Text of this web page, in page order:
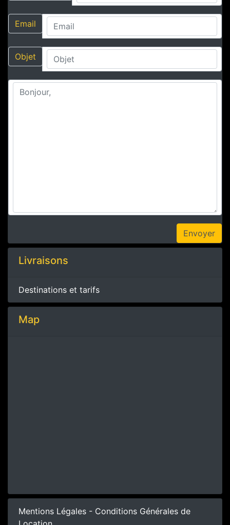
Email
Objet
Livraisons
Destinations et tarifs
Map
Mentions Légales - Conditions Générales de